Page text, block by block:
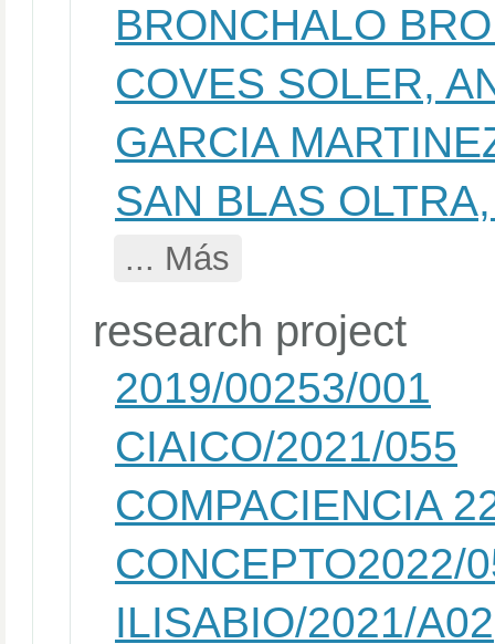
BRONCHALO
COVES SOLER,
GARCIA
SAN BLAS
... Más
research project
2019/00253/001
CIAICO/2021/055
COMPACIENCIA
CONCEPTO2022/
ILISABIO/2021/A02